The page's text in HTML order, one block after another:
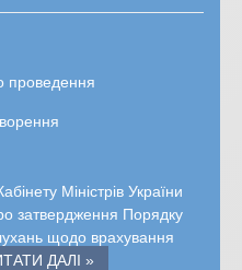
проведення
Міністрів України
затвердження Порядку
щодо врахування
ДАЛІ »